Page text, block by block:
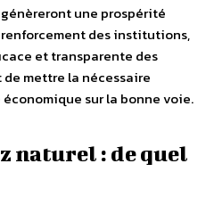
une prospérité
renforcement des institutions,
et transparente des
mettre la nécessaire
sur la bonne voie.
naturel : de quel